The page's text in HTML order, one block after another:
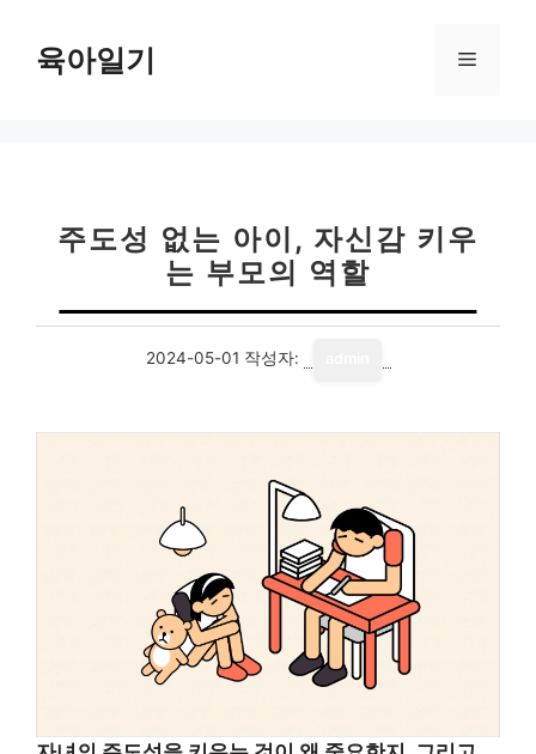
육아일기 메
주도성 없는 아이, 자신감 키우
는 부모의 역할
2024-05-01 작성자: